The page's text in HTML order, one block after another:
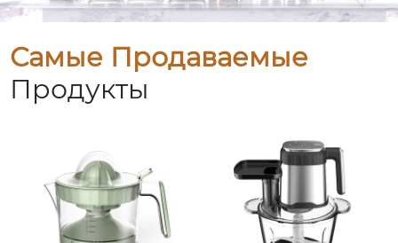
Самые Продаваемые
Продукты